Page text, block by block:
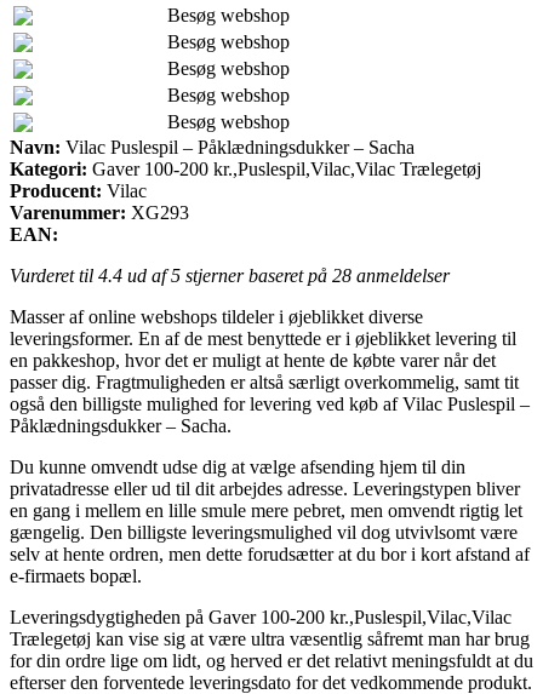
Besøg webshop
Besøg webshop
Besøg webshop
Besøg webshop
Besøg webshop
Navn: Vilac Puslespil – Påklædningsdukker – Sacha
Kategori: Gaver 100-200 kr.,Puslespil,Vilac,Vilac Trælegetøj
Producent: Vilac
Varenummer: XG293
EAN:
Vurderet til 4.4 ud af 5 stjerner baseret på 28 anmeldelser
Masser af online webshops tildeler i øjeblikket diverse
leveringsformer. En af de mest benyttede er i øjeblikket levering til
en pakkeshop, hvor det er muligt at hente de købte varer når det
passer dig. Fragtmuligheden er altså særligt overkommelig, samt tit
også den billigste mulighed for levering ved køb af Vilac Puslespil –
Påklædningsdukker – Sacha.
Du kunne omvendt udse dig at vælge afsending hjem til din
privatadresse eller ud til dit arbejdes adresse. Leveringstypen bliver
en gang i mellem en lille smule mere pebret, men omvendt rigtig let
gængelig. Den billigste leveringsmulighed vil dog utvivlsomt være
selv at hente ordren, men dette forudsætter at du bor i kort afstand af
e-firmaets bopæl.
Leveringsdygtigheden på Gaver 100-200 kr.,Puslespil,Vilac,Vilac
Trælegetøj kan vise sig at være ultra væsentlig såfremt man har brug
for din ordre lige om lidt, og herved er det relativt meningsfuldt at du
efterser den forventede leveringsdato for det vedkommende produkt.